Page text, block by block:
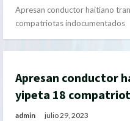
Apresan conductor haitiano
compatriotas indocumentados
Apresan conductor
yipeta 18
admin julio 29, 2023